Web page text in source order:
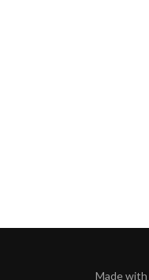
Made with